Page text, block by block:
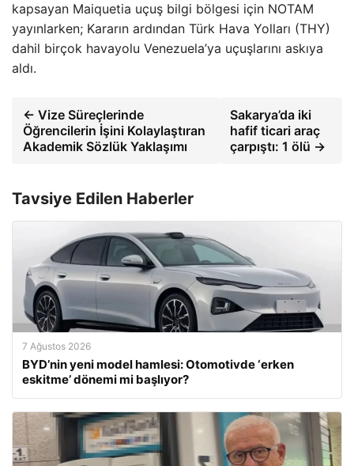
kapsayan Maiquetia uçuş bilgi bölgesi için NOTAM
yayınlarken; Kararın ardından Türk Hava Yolları (THY)
dahil birçok havayolu Venezuela’ya uçuşlarını askıya
aldı.
← Vize Süreçlerinde
Öğrencilerin İşini Kolaylaştıran
Akademik Sözlük Yaklaşımı
Sakarya’da iki
hafif ticari araç
çarpıştı: 1 ölü →
Tavsiye Edilen Haberler
7 Ağustos 2026
BYD’nin yeni model hamlesi: Otomotivde ‘erken
eskitme’ dönemi mi başlıyor?